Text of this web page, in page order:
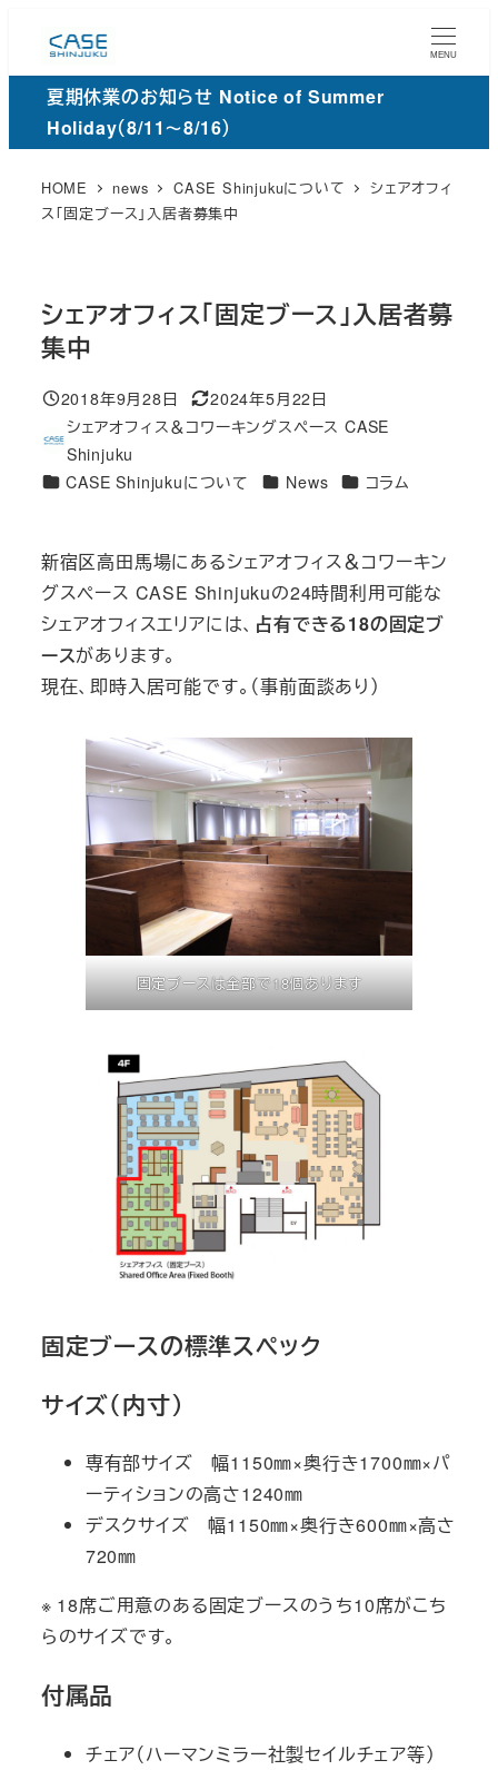
ン
MENU
夏期休業のお知らせ Notice of Summer
Holiday（8/11～8/16）
HOME news CASE Shinjukuについて
シェアオフィ
ス「固定ブース」入居者募集中
シェアオフィス「固定ブース」入居者募
集中
投稿日
2018年9月28日
更
新
2024年5月22日
著
者
シェアオフィス＆コワーキングスペース CASE
Shinjuku
カ
リ
ー
CASE Shinjukuについて
カ
リ
ー
News カ
リ
ー
コラム
新宿区高田馬場にあるシェアオフィス＆コワーキン
グスペース CASE Shinjukuの24時間利用可能な
シェアオフィスエリアには、 占有できる18の固定ブ
ースがあります。
現在、即時入居可能です。（事前面談あり）
固定ブースは全部で18個あります
固定ブースの標準スペック
サイズ（内寸）
専有部サイズ 幅1150㎜×奥行き1700㎜×パ
ーティションの高さ1240㎜
デスクサイズ 幅1150㎜×奥行き600㎜×高さ
720㎜
※ 18席ご用意のある固定ブースのうち10席がこち
らのサイズです。
付属品
チェア（ハーマンミラー社製セイルチェア等）